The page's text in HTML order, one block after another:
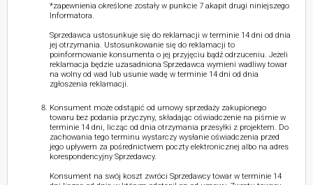
*zapewnienia określone zostały w punkcie 7 akapit drugi niniejszego
Informatora.
Sprzedawca ustosunkuje się do reklamacji w terminie 14 dni od dnia
jej otrzymania. Ustosunkowanie się do reklamacji to
poinformowanie konsumenta o jej przyjęciu bądź odrzuceniu. Jeżeli
reklamacja będzie uzasadniona Sprzedawca wymieni wadliwy towar
na wolny od wad lub usunie wadę w terminie 14 dni od dnia
zgłoszenia reklamacji.
Konsument może odstąpić od umowy sprzedaży zakupionego
towaru bez podania przyczyny, składając oświadczenie na piśmie w
terminie 14 dni, licząc od dnia otrzymania przesyłki z projektem. Do
zachowania tego terminu wystarczy wysłanie oświadczenia przed
jego upływem za pośrednictwem poczty elektronicznej albo na adres
korespondencyjny Sprzedawcy.
Konsument na swój koszt zwróci Sprzedawcy towar w terminie 14